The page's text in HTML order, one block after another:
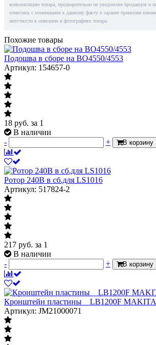
комплектацию товара, предварительно не уведомляя продавцов и
отнестись с пониманием к данному факту и заранее приносим
неточности в описании и фотографиях товара.
Похожие товары
Подошва в сборе на BO4550/4553
Артикул: 154657-0
18 руб. за 1
В наличии
-
+ В корзину
Ротор 240В в сб.для LS1016
Артикул: 517824-2
217 руб. за 1
В наличии
-
+ В корзину
Кронштейн пластины__LB1200F MAKITA
Артикул: JM21000071